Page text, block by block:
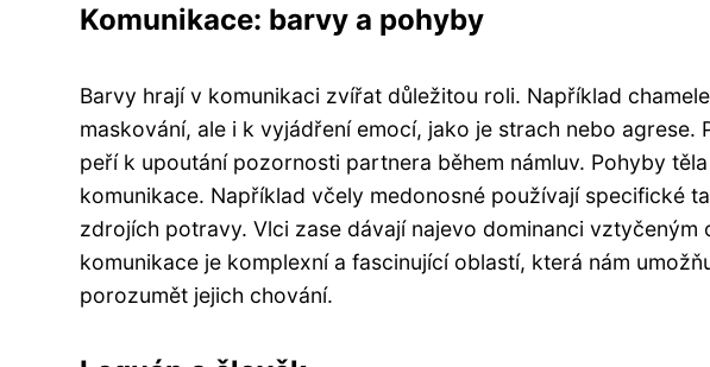
Komunikace: barvy a pohyby
Barvy hrají v komunikaci zvířat důležitou roli. Například
maskování, ale i k vyjádření emocí, jako je strach nebo
peří k upoutání pozornosti partnera během námluv. Pohyby
komunikace. Například včely medonosné používají specifické
zdrojích potravy. Vlci zase dávají najevo dominanci vztyčeným
komunikace je komplexní a fascinující oblastí, která nám
porozumět jejich chování.